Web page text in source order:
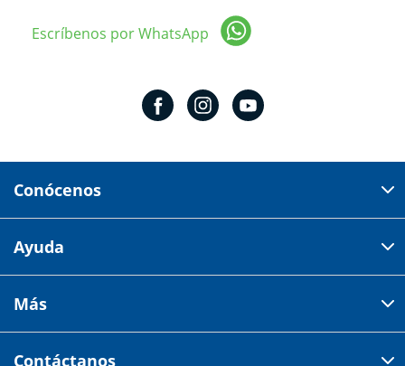
Escríbenos por WhatsApp
Conócenos
Av 18 de marzo # 309. Colonia la Nogalera.
Tiendas
Ayuda
Centro de ayuda
Más
Contáctanos